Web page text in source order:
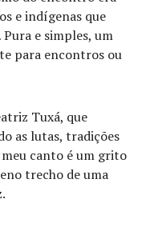
e indígenas que
e simples, um
para encontros ou
Tuxá, que
as lutas, tradições
canto é um grito
trecho de uma